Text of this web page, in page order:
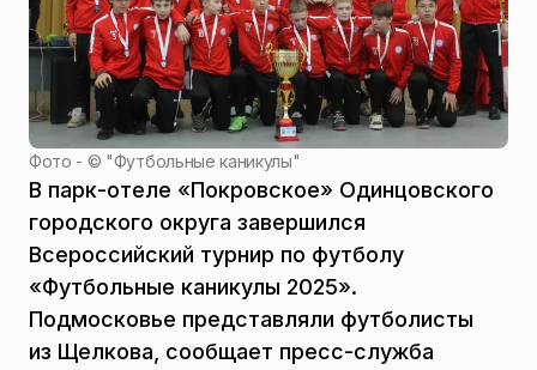
Фото - © "Футбольные каникулы"
В парк-отеле «Покровское» Одинцовского
городского округа завершился
Всероссийский турнир по футболу
«Футбольные каникулы 2025».
Подмосковье представляли футболисты
из Щелкова, сообщает пресс-служба